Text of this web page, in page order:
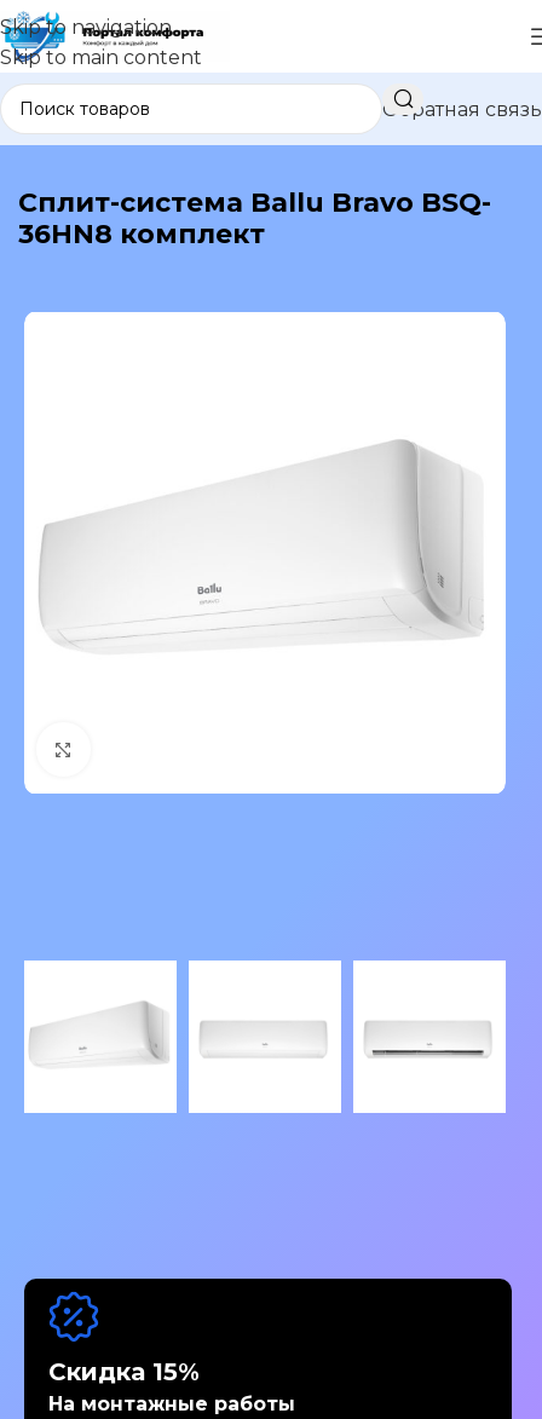
Skip to navigation
Skip to main content
Обратная связь
В каталог
Сплит-система Ballu Bravo BSQ-
36HN8 комплект
Скидка 15%
На монтажные работы